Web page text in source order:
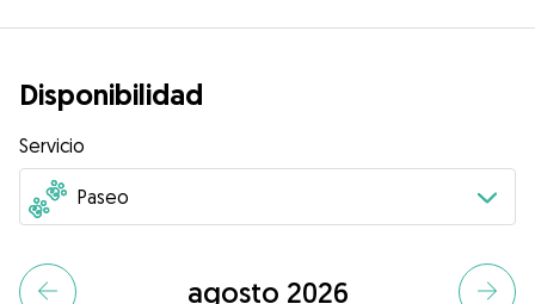
Disponibilidad
Servicio
agosto 2026